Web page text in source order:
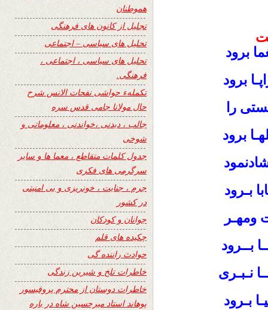
برود
برود
را
برود
بـرود
ومهـر
بــرود
نـبـری
بـرود
هموطنان
تجلیل از کانون های فرهنگی
تحلیل های سیاسی – اجتماعی
تحلیل های سیاسی ، اجتماعی ،
فرهنگی.
تکملهء حواشی نفحات الانس شرح
حال مولانا جامی قدس سره
جالب ، دیدنی ،خواندنی ، معلوماتی و
شوخی
جدول کلمات متقاطع ، معما ها و سایر
سرگرمی های فکری
جرم ، جنایت ، خونریزی و بی امنیتی
در کشور
جوانان و کودکان
چکیده های قلم
حوادث راننده گی
خاطرات تلخ و شیرین زندگی
خاطرات دوستان از محترم پروفیسور
پوهاند استاد میرحسین شاه در باره